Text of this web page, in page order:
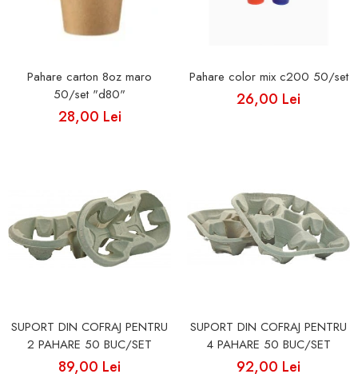
Pahare carton 8oz maro
50/set "d80"
28,00 Lei
Pahare color mix c200 50/set
26,00 Lei
SUPORT DIN COFRAJ PENTRU
2 PAHARE 50 BUC/SET
89,00 Lei
SUPORT DIN COFRAJ PENTRU
4 PAHARE 50 BUC/SET
92,00 Lei